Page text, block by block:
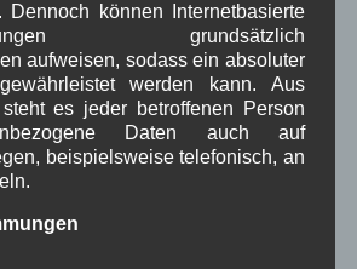
Bekanntmachu
ng:
Wasserhärte des
Trinkwassers in der
Gemeinde Wallgau
Dennoch können Internetbasierte
grundsätzlich
aufweisen, sodass ein absoluter
werden kann. Aus
es jeder betroffenen Person
Daten auch auf
beispielsweise telefonisch, an